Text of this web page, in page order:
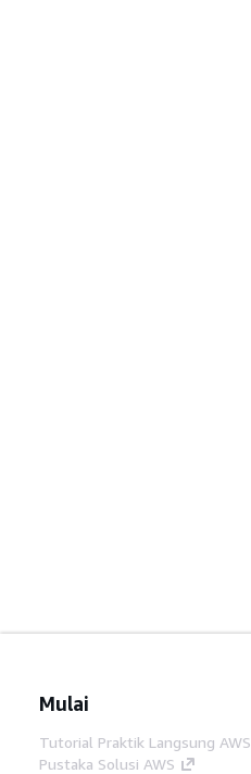
Mulai
Tutorial Praktik Langsung AWS
Pustaka Solusi AWS